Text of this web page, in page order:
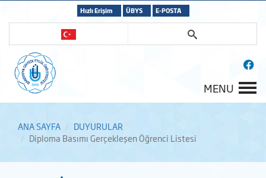
Hızlı Erişim ÜBYS E-POSTA
MENU
ANA SAYFA
DUYURULAR
Diploma Basımı Gerçekleşen Öğrenci Listesi